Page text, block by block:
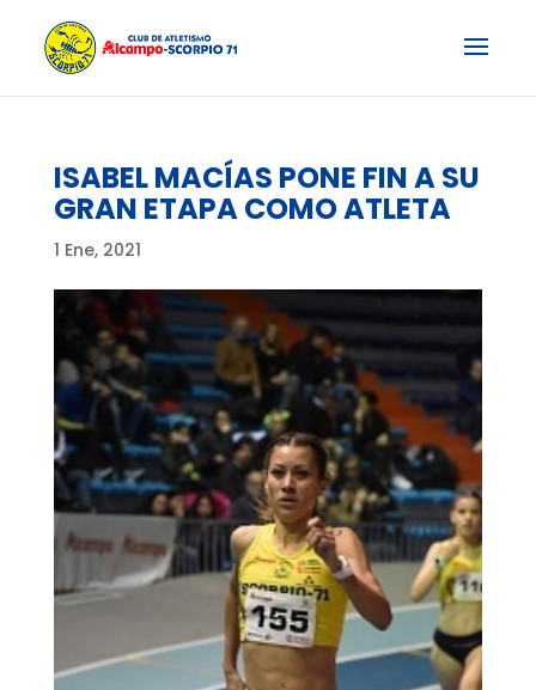
ISABEL MACÍAS PONE FIN A SU
GRAN ETAPA COMO ATLETA
1 Ene, 2021